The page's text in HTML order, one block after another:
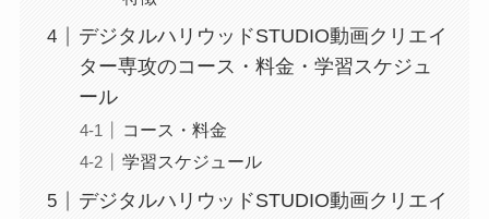
デジタルハリウッドSTUDIO動画クリエイ
ター専攻のコース・料金・学習スケジュ
ール
コース・料金
学習スケジュール
デジタルハリウッドSTUDIO動画クリエイ